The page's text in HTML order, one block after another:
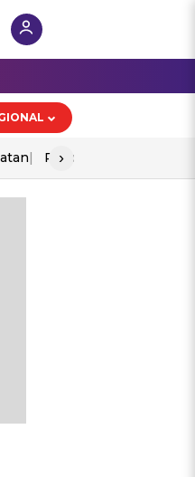
Piala Aff 2026
›